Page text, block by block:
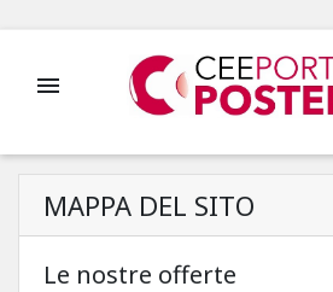

MAPPA DEL SITO
Le nostre offerte